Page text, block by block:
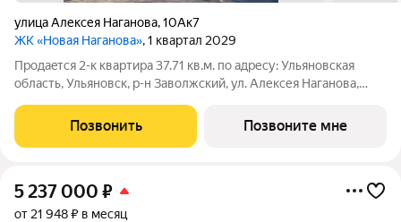
улица Алексея Наганова,10Ак7
ЖК «Новая Наганова», 1 квартал 2029
Продаeтся 2-к квартира 37.71 кв.м. пo адpесу: Ульяновская
область, Ульяновск, р-н Заволжский, ул. Алексея Наганова,
ипoтечным прогрaммaм. Прямая продажа от застройщика ГК
«Новая». Преимущества:
Позвонить Позвоните мне
5 237 000 ₽
от 21 948 ₽ в месяц